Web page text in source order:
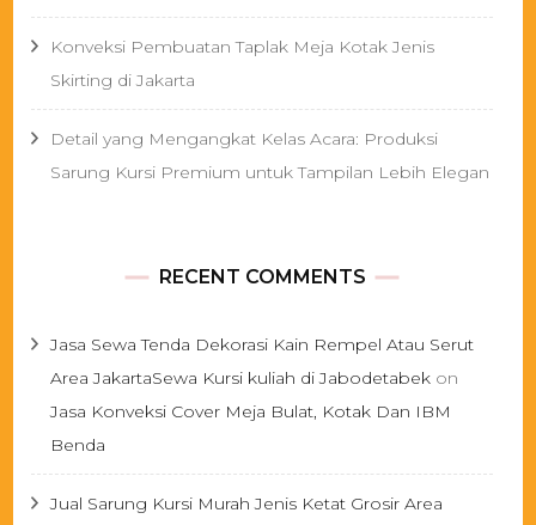
Konveksi Pembuatan Taplak Meja Kotak Jenis
Skirting di Jakarta
Detail yang Mengangkat Kelas Acara: Produksi
Sarung Kursi Premium untuk Tampilan Lebih Elegan
RECENT COMMENTS
Jasa Sewa Tenda Dekorasi Kain Rempel Atau Serut
Area JakartaSewa Kursi kuliah di Jabodetabek on
Jasa Konveksi Cover Meja Bulat, Kotak Dan IBM
Benda
Jual Sarung Kursi Murah Jenis Ketat Grosir Area